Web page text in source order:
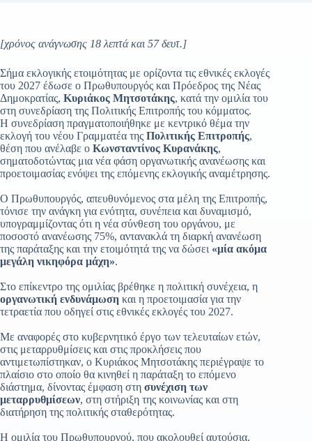
[χρόνος ανάγνωσης 18 λεπτά και 57 δευτ.]
Σήμα εκλογικής ετοιμότητας με ορίζοντα τις εθνικές εκλογές
του 2027 έδωσε ο Πρωθυπουργός και Πρόεδρος της Νέας
Δημοκρατίας, Κυριάκος Μητσοτάκης, κατά την ομιλία του
στη συνεδρίαση της Πολιτικής Επιτροπής του κόμματος.
Η συνεδρίαση πραγματοποιήθηκε με κεντρικό θέμα την
εκλογή του νέου Γραμματέα της Πολιτικής Επιτροπής,
θέση που ανέλαβε ο Κωνσταντίνος Κυρανάκης,
σηματοδοτώντας μια νέα φάση οργανωτικής ανανέωσης και
προετοιμασίας ενόψει της επόμενης εκλογικής αναμέτρησης.
Ο Πρωθυπουργός, απευθυνόμενος στα μέλη της Επιτροπής,
τόνισε την ανάγκη για ενότητα, συνέπεια και δυναμισμό,
υπογραμμίζοντας ότι η νέα σύνθεση του οργάνου, με
ποσοστό ανανέωσης 75%, αντανακλά τη διαρκή ανανέωση
της παράταξης και την ετοιμότητά της να δώσει «μία ακόμα
μεγάλη νικηφόρα μάχη».
Στο επίκεντρο της ομιλίας βρέθηκε η πολιτική συνέχεια, η
οργανωτική ενδυνάμωση και η προετοιμασία για την
τετραετία που οδηγεί στις εθνικές εκλογές του 2027.
Με αναφορές στο κυβερνητικό έργο των τελευταίων ετών,
στις μεταρρυθμίσεις και στις προκλήσεις που
αντιμετωπίστηκαν, ο Κυριάκος Μητσοτάκης περιέγραψε το
πλαίσιο στο οποίο θα κινηθεί η παράταξη το επόμενο
διάστημα, δίνοντας έμφαση στη συνέχιση των
μεταρρυθμίσεων, στη στήριξη της κοινωνίας και στη
διατήρηση της πολιτικής σταθερότητας.
Η ομιλία του Πρωθυπουργού, που ακολουθεί αυτούσια,